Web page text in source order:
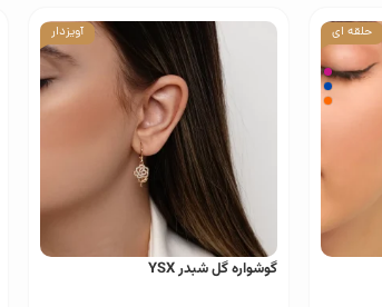
حلقه ای آویزدار
گوشواره گل شبدر YSX